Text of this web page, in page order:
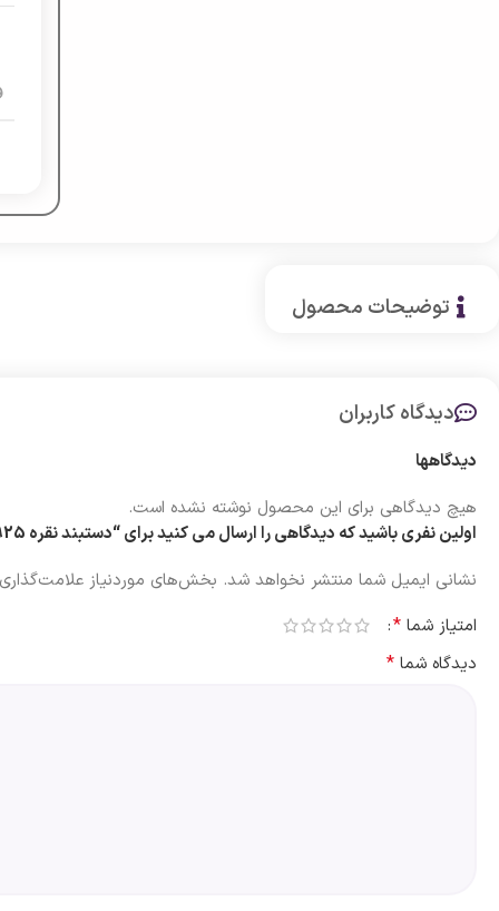
توضیحات محصول
دیدگاه کاربران
دیدگاهها
هیچ دیدگاهی برای این محصول نوشته نشده است.
اولین نفری باشید که دیدگاهی را ارسال می کنید برای “دستبند نقره 925 عیار مدل رنگی رزگلد H”
نشانی ایمیل شما منتشر نخواهد شد. بخش‌های موردنیاز
امتیاز شما *
دیدگاه شما *